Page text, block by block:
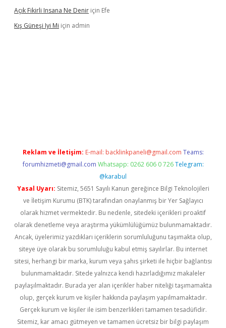
Açık Fikirli Insana Ne Denir için Efe
Kış Güneşi Iyi Mi için admin
Reklam ve İletişim: E-mail: backlinkpaneli@gmail.com Teams:
forumhizmeti@gmail.com Whatsapp: 0262 606 0 726 Telegram:
@karabul
Yasal Uyarı: Sitemiz, 5651 Sayılı Kanun gereğince Bilgi Teknolojileri
ve İletişim Kurumu (BTK) tarafından onaylanmış bir Yer Sağlayıcı
olarak hizmet vermektedir. Bu nedenle, sitedeki içerikleri proaktif
olarak denetleme veya araştırma yükümlülüğümüz bulunmamaktadır.
Ancak, üyelerimiz yazdıkları içeriklerin sorumluluğunu taşımakta olup,
siteye üye olarak bu sorumluluğu kabul etmiş sayılırlar. Bu internet
sitesi, herhangi bir marka, kurum veya şahıs şirketi ile hiçbir bağlantısı
bulunmamaktadır. Sitede yalnızca kendi hazırladığımız makaleler
paylaşılmaktadır. Burada yer alan içerikler haber niteliği taşımamakta
olup, gerçek kurum ve kişiler hakkında paylaşım yapılmamaktadır.
Gerçek kurum ve kişiler ile isim benzerlikleri tamamen tesadüfidir.
Sitemiz, kar amacı gütmeyen ve tamamen ücretsiz bir bilgi paylaşım